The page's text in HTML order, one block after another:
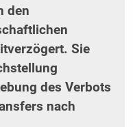
den
Sie
des Verbots
nach